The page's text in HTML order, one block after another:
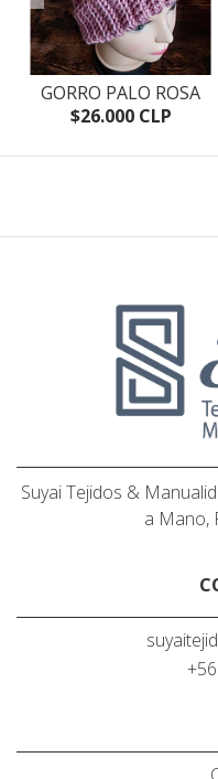
GORRO PALO ROSA
$26.000 CLP
Suyai Tejidos &
a Mano,